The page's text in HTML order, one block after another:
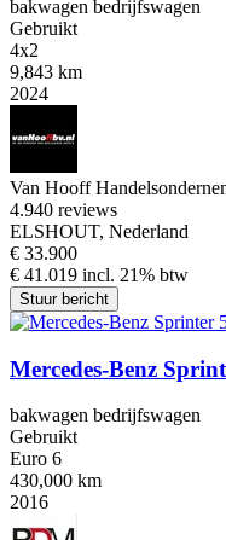
bakwagen bedrijfswagen
Gebruikt
4x2
9,843 km
2024
Van Hooff
4.940 reviews
ELSHOUT, Nederland
€ 33.900
€ 41.019 incl. 21% btw
Stuur bericht
Mercedes-Benz
bakwagen bedrijfswagen
Gebruikt
Euro 6
430,000 km
2016